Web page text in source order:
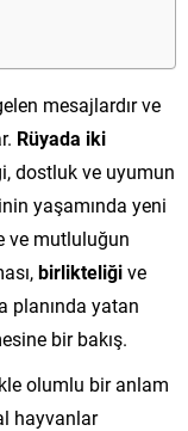
mesajlardır ve
Rüyada iki
dostluk ve uyumun
yaşamında yeni
ve mutluluğun
birlikteliğive
planında yatan
bir bakış.
olumlu bir anlam
hayvanlar